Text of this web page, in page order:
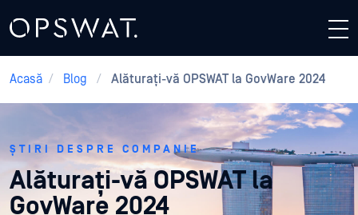
Acasă / Blog / Alăturați-vă OPSWAT la GovWare 2024
ȘTIRI DESPRE COMPANIE
Alăturați-vă OPSWAT la
GovWare 2024